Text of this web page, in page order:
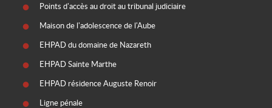
Points d'accès au droit au tribunal judiciaire
Maison de l'adolescence de l'Aube
EHPAD du domaine de Nazareth
EHPAD Sainte Marthe
EHPAD résidence Auguste Renoir
Ligne pénale